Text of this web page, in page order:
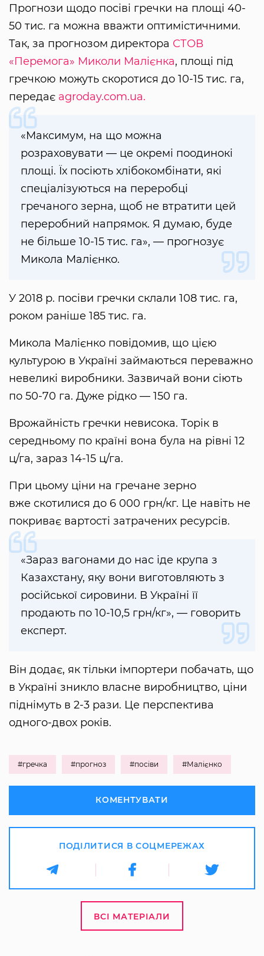
Прогнози щодо посіві гречки на площі 40-
50 тис. га можна вважти оптимістичними.
Так, за прогнозом директора СТОВ
«Перемога» Миколи Малієнка, площі під
гречкою можуть скоротися до 10-15 тис. га,
передає agroday.com.ua.
«Максимум, на що можна
розраховувати — це окремі поодинокі
площі. Їх посіють хлібокомбінати, які
спеціалізуються на переробці
гречаного зерна, щоб не втратити цей
переробний напрямок. Я думаю, буде
не більше 10-15 тис. га», — прогнозує
Микола Малієнко.
У 2018 р. посіви гречки склали 108 тис. га,
роком раніше 185 тис. га.
Микола Малієнко повідомив, що цією
культурою в Україні займаються переважно
невеликі виробники. Зазвичай вони сіють
по 50-70 га. Дуже рідко — 150 га.
Врожайність гречки невисока. Торік в
середньому по країні вона була на рівні 12
ц/га, зараз 14-15 ц/га.
При цьому ціни на гречане зерно
вже скотилися до 6 000 грн/кг. Це навіть не
покриває вартості затрачених ресурсів.
«Зараз вагонами до нас іде крупа з
Казахстану, яку вони виготовляють з
російської сировини. В Україні її
продають по 10-10,5 грн/кг», — говорить
експерт.
Він додає, як тільки імпортери побачать, що
в Україні зникло власне виробництво, ціни
піднімуть в 2-3 рази. Це перспектива
одного-двох років.
#гречка #прогноз #посіви #Малієнко
КОМЕНТУВАТИ
ПОДІЛИТИСЯ В СОЦМЕРЕЖАХ
ВСІ МАТЕРІАЛИ